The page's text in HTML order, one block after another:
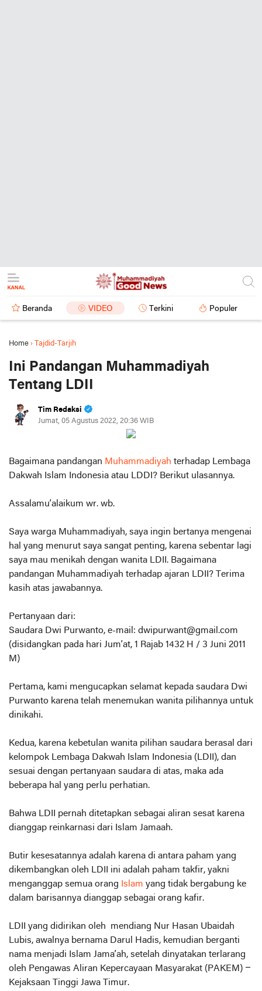
Beranda VIDEO Terkini Populer
Home › Tajdid-Tarjih
Ini Pandangan Muhammadiyah
Tentang LDII
Tim Redaksi
Jumat, 05 Agustus 2022, 20:36 WIB
Bagaimana pandangan Muhammadiyah terhadap Lembaga
Dakwah Islam Indonesia atau LDDI? Berikut ulasannya.
Assalamu’alaikum wr. wb.
Saya warga Muhammadiyah, saya ingin bertanya mengenai
hal yang menurut saya sangat penting, karena sebentar lagi
saya mau menikah dengan wanita LDII. Bagaimana
pandangan Muhammadiyah terhadap ajaran LDII? Terima
kasih atas jawabannya.
Pertanyaan dari:
Saudara Dwi Purwanto, e-mail: dwipurwant@gmail.com
(disidangkan pada hari Jum’at, 1 Rajab 1432 H / 3 Juni 2011
M)
Pertama, kami mengucapkan selamat kepada saudara Dwi
Purwanto karena telah menemukan wanita pilihannya untuk
dinikahi.
Kedua, karena kebetulan wanita pilihan saudara berasal dari
kelompok Lembaga Dakwah Islam Indonesia (LDII), dan
sesuai dengan pertanyaan saudara di atas, maka ada
beberapa hal yang perlu perhatian.
Bahwa LDII pernah ditetapkan sebagai aliran sesat karena
dianggap reinkarnasi dari Islam Jamaah.
Butir kesesatannya adalah karena di antara paham yang
dikembangkan oleh LDII ini adalah paham takfir, yakni
menganggap semua orang Islam yang tidak bergabung ke
dalam barisannya dianggap sebagai orang kafir.
LDII yang didirikan oleh mendiang Nur Hasan Ubaidah
Lubis, awalnya bernama Darul Hadis, kemudian berganti
nama menjadi Islam Jama’ah, setelah dinyatakan terlarang
oleh Pengawas Aliran Kepercayaan Masyarakat (PAKEM) –
Kejaksaan Tinggi Jawa Timur.